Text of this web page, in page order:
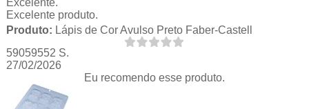
Excelente.
Excelente produto.
Produto: Lápis de Cor Avulso Preto Faber-Castell
59059552 S.
27/02/2026
Eu recomendo esse produto.